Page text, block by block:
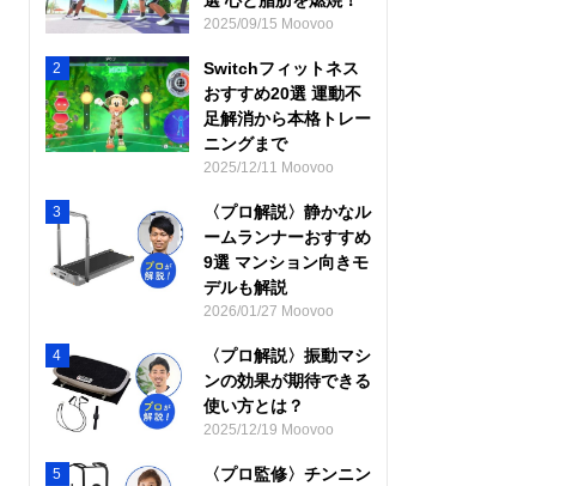
2025/09/15 Moovoo
2
Switchフィットネス
おすすめ20選 運動不
足解消から本格トレー
ニングまで
2025/12/11 Moovoo
3
〈プロ解説〉静かなル
ームランナーおすすめ
9選 マンション向きモ
デルも解説
2026/01/27 Moovoo
4
〈プロ解説〉振動マシ
ンの効果が期待できる
使い方とは？
2025/12/19 Moovoo
5
〈プロ監修〉チンニン